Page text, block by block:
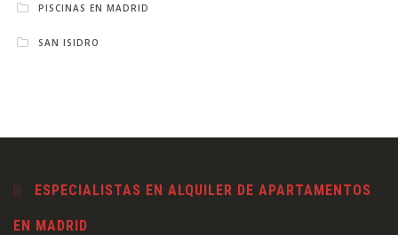
PISCINAS EN MADRID
SAN ISIDRO
ESPECIALISTAS EN ALQUILER DE APARTAMENTOS
EN MADRID